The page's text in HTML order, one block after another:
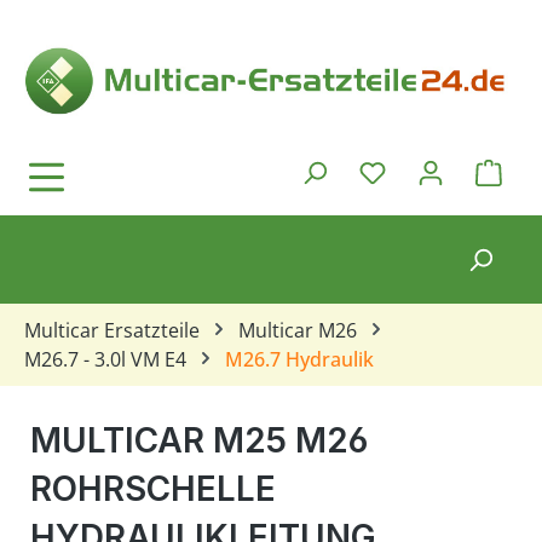
Du hast 0
Multicar Ersatzteile
Multicar M26
M26.7 - 3.0l VM E4
M26.7 Hydraulik
MULTICAR M25 M26
ROHRSCHELLE